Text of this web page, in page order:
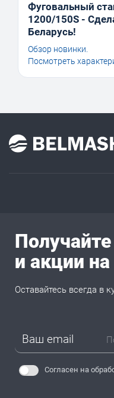
Фуговальный
1200/150S -
Беларусь!
Обзор новинки.
Посмотреть
и акции
Оставайтесь всегда в
Согласен на